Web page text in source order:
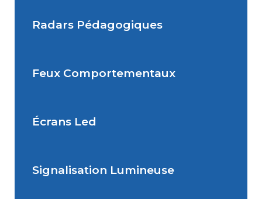
Situations de signalisation
Situations de signalisation
Radars Pédagogiques
Radar Pédagogique
Feux Comportementaux
Feu Comportemental
Écrans Led
Écran Géant Extérieur Led
Signalisation Lumineuse